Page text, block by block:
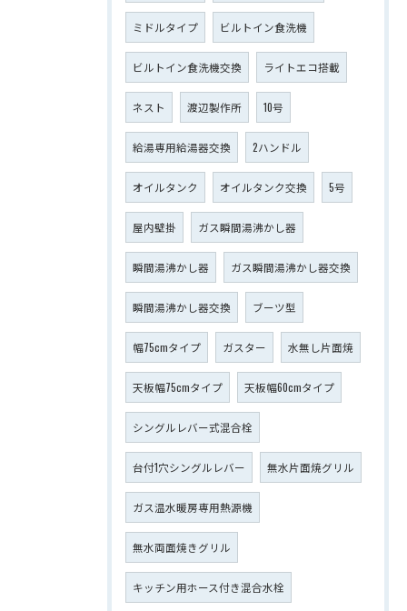
ミドルタイプ ビルトイン食洗機
ビルトイン食洗機交換 ライトエコ搭載
ネスト 渡辺製作所 10号
給湯専用給湯器交換 2ハンドル
オイルタンク オイルタンク交換 5号
屋内壁掛 ガス瞬間湯沸かし器
瞬間湯沸かし器 ガス瞬間湯沸かし器交換
瞬間湯沸かし器交換 ブーツ型
幅75cmタイプ ガスター 水無し片面焼
天板幅75cmタイプ 天板幅60cmタイプ
シングルレバー式混合栓
台付1穴シングルレバー 無水片面焼グリル
ガス温水暖房専用熱源機
無水両面焼きグリル
キッチン用ホース付き混合水栓